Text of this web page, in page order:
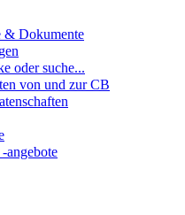
Dokumente
oder suche...
von und zur CB